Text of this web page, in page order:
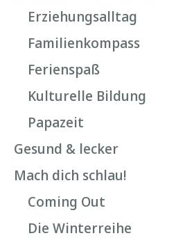
Erziehungsalltag
Familienkompass
Ferienspaß
Kulturelle Bildung
Papazeit
Gesund & lecker
Mach dich schlau!
Coming Out
Die Winterreihe